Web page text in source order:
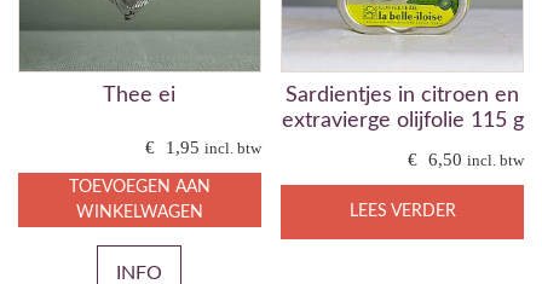
Thee ei
€ 1,95 incl. btw
TOEVOEGEN AAN
WINKELWAGEN
INFO
Sardientjes in citroen en
extravierge olijfolie 115 g
€ 6,50 incl. btw
LEES VERDER